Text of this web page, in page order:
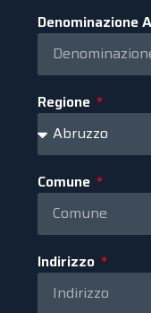
Denominazione
Regione
Comune
Indirizzo